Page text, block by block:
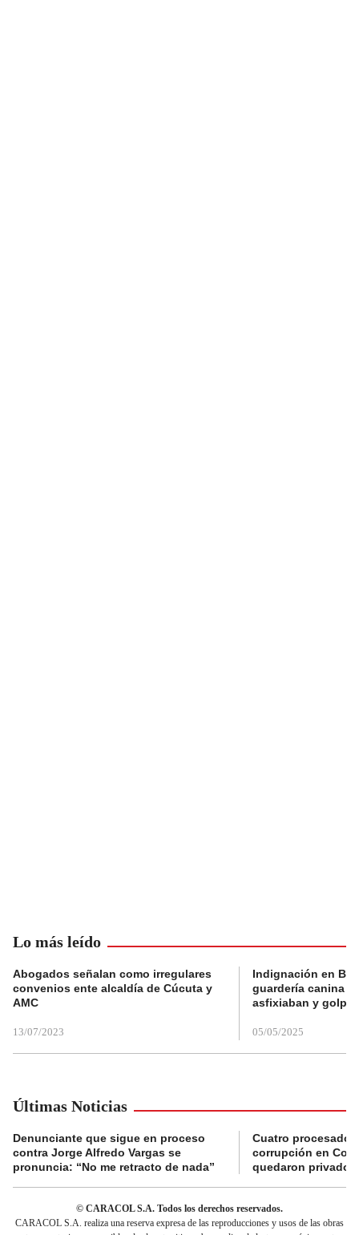
Lo más leído
Abogados señalan como irregulares
convenios ente alcaldía de Cúcuta y
AMC
13/07/2023
Indignación en
guardería canina
asfixiaban y
05/05/2025
Últimas Noticias
Denunciante que sigue en proceso
contra Jorge Alfredo Vargas se
pronuncia: “No me retracto de nada”
Cuatro
corrupción en
quedaron
© CARACOL S.A. Todos los derechos reservados.
CARACOL S.A. realiza una reserva expresa de las reproducciones y usos de las obras